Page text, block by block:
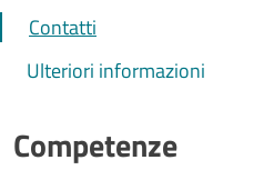
Contatti
Ulteriori informazioni
Competenze